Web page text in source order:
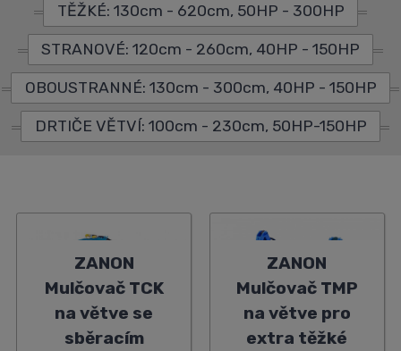
TĚŽKÉ: 130cm - 620cm, 50HP - 300HP
STRANOVÉ: 120cm - 260cm, 40HP - 150HP
OBOUSTRANNÉ: 130cm - 300cm, 40HP - 150HP
DRTIČE VĚTVÍ: 100cm - 230cm, 50HP-150HP
ZANON
Mulčovač TCK
na větve se
sběracím
ZANON
Mulčovač TMP
na větve pro
extra těžké